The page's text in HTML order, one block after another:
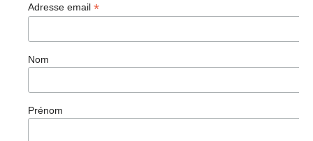
Adresse email *
Nom
Prénom